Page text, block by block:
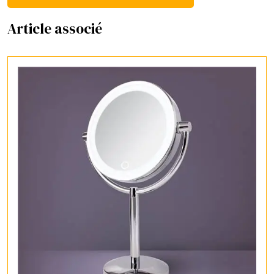
Article associé